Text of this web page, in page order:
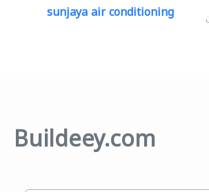
sunjaya air conditioning
Buildeey.com